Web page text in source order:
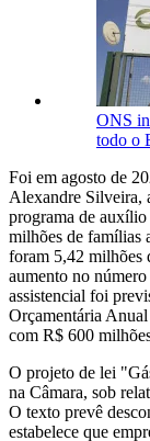
ONS
todo o
Foi em agosto de
Alexandre Silveira,
programa de auxílio
milhões de famílias
foram 5,42 milhões
aumento no
assistencial foi
Orçamentária
com R$ 600
O projeto de lei
na Câmara, sob
O texto prevê
estabelece que